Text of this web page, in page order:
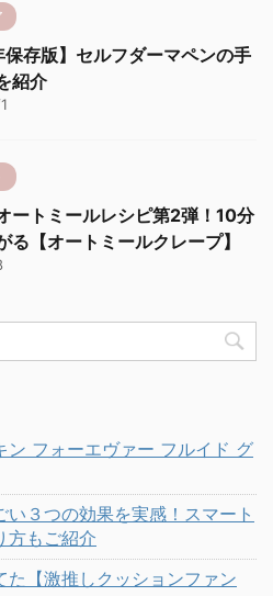
保存版】セルフダーマペンの手
紹介
ートミールレシピ第2弾！10分
る【オートミールクレープ】
ン フォーエヴァー フルイド グ
い３つの効果を実感！スマート
方もご紹介
【激推しクッションファン